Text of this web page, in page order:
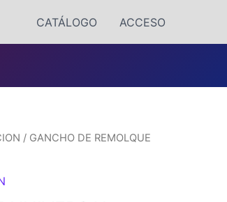
CATÁLOGO ACCESO
/ GANCHO DE REMOLQUE